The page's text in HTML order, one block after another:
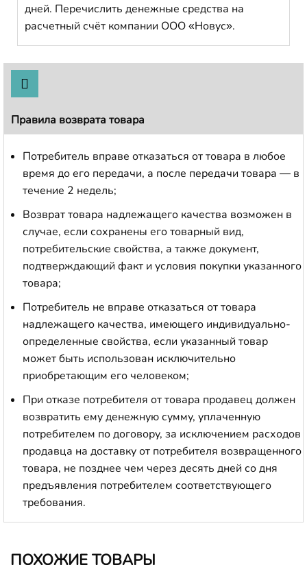
дней. Перечислить денежные средства на
расчетный счёт компании ООО «Новус».
Правила возврата товара
Потребитель вправе отказаться от товара в любое
время до его передачи, а после передачи товара — в
течение 2 недель;
Возврат товара надлежащего качества возможен в
случае, если сохранены его товарный вид,
потребительские свойства, а также документ,
подтверждающий факт и условия покупки указанного
товара;
Потребитель не вправе отказаться от товара
надлежащего качества, имеющего индивидуально-
определенные свойства, если указанный товар
может быть использован исключительно
приобретающим его человеком;
При отказе потребителя от товара продавец должен
возвратить ему денежную сумму, уплаченную
потребителем по договору, за исключением расходов
продавца на доставку от потребителя возвращенного
товара, не позднее чем через десять дней со дня
предъявления потребителем соответствующего
требования.
ПОХОЖИЕ ТОВАРЫ